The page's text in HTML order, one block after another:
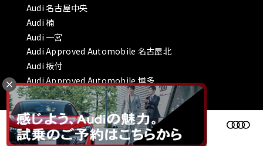
Audi 名古屋中央
Audi 楠
Audi 一宮
Audi Approved Automobile 名古屋北
Audi 板付
Audi Approved Automobile 博多
Copyright © ヤナセオートモーティブ株式会社 All Rights Reserved.